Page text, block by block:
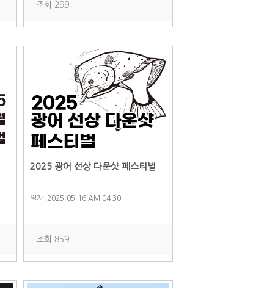
조회 299
2025 광어 선상 다운샷 페스티벌
일자: 2025-05-16 AM 04:30
조회 859